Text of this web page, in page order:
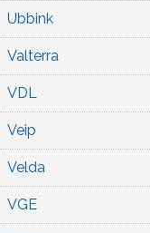
Ubbink
Valterra
VDL
Veip
Velda
VGE